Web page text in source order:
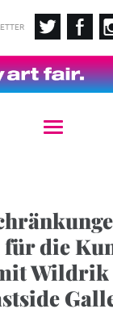
T
n
a
v
i
a
für die
Wildrik